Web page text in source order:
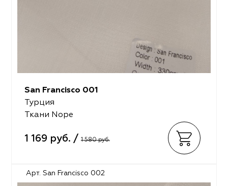
San Francisco 001
Турция
Ткани Nope
1 169 руб. / 1 580 руб.
Арт. San Francisco 002